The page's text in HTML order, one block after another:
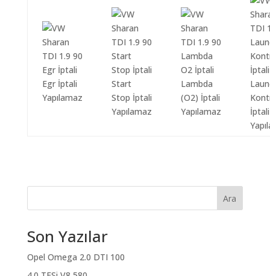
Egr İptali
Yapılamaz
Start
Stop İptali
Yapılamaz
Lambda
(O2) İptali
Yapılamaz
İptali
Ara
Son Yazılar
Opel Omega 2.0 DTI 100